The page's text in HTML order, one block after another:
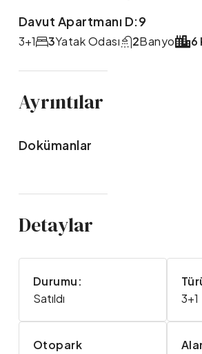
Davut Apartmanı D:9
3+1 Yatak Odası
3 Banyo
2 6
Ayrıntılar
Dokümanlar
Detaylar
Durumu:
Satıldı
3+1
Otopark